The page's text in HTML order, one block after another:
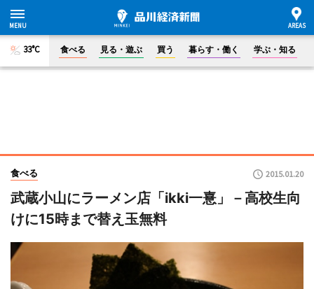
33°C 食べる 見る・遊ぶ 買う 暮らす・働く 学ぶ・知る
食べる 2015.01.20
武蔵小山にラーメン店「ikki一憙」－高校生向
けに15時まで替え玉無料